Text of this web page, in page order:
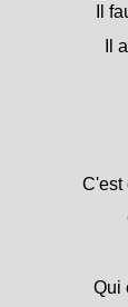
Il
Il
C'est
Qui